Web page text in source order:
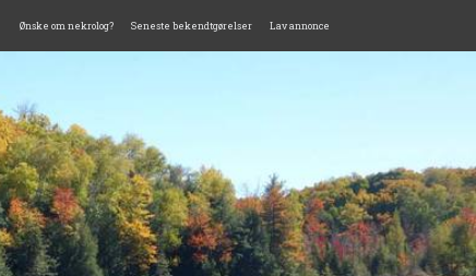
Ønske om nekrolog? Seneste bekendtgørelser Lav annonce